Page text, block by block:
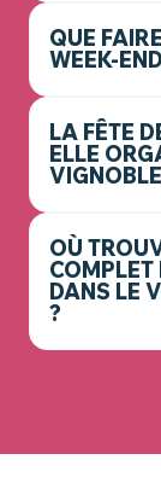
QUE
WEEK-
LA FÊTE
ELLE
OÙ
COMPLET
DANS LE
?